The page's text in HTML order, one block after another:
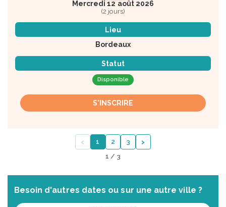
Mercredi 12 août 2026
(2 jours)
Lieu
Bordeaux
Statut
Disponible
S'INSCRIRE
‹ 1 2 3 ›
1 / 3
Besoin d'autres dates ou sur une autre ville ?